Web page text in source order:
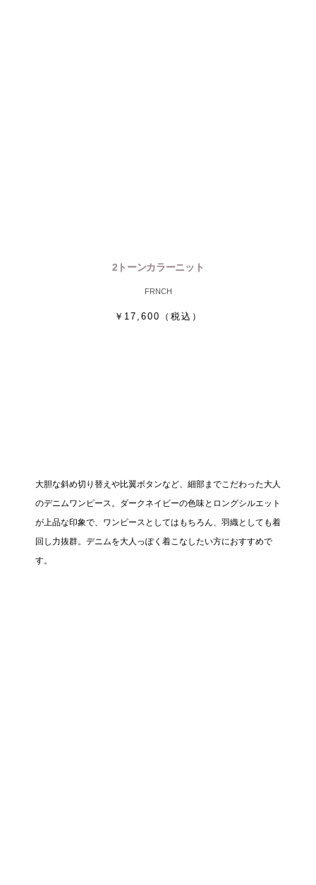
2トーンカラーニット
FRNCH
￥17,600 （税込）
大胆な斜め切り替えや比翼ボタンなど、細部までこだわった大人
のデニムワンピース。ダークネイビーの色味とロングシルエット
が上品な印象で、ワンピースとしてはもちろん、羽織としても着
回し力抜群。デニムを大人っぽく着こなしたい方におすすめで
す。